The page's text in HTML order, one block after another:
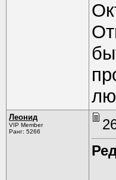
Леонид
VIP Member
Ранг: 5266